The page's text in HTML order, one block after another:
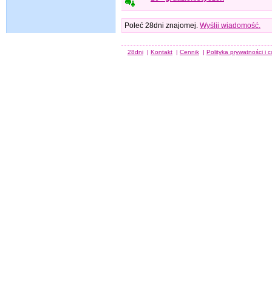
Poleć 28dni znajomej. Wyślij wiadomość.
28dni | Kontakt | Cennik | Polityka prywatności i